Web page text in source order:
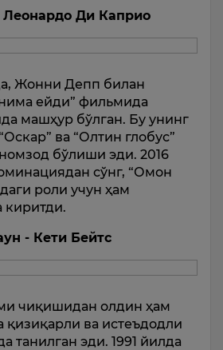
Ди Каприо
Жонни Депп билан
ейди” фильмида
машҳур бўлган. Бу унинг
ва “Олтин глобус”
бўлиши эди. 2016
сўнг, “Омон
роли учун ҳам
киритди.
- Кети Бейтс
чиқишидан олдин ҳам
қизиқарли ва истеъдодли
танилган эди. 1991 йилда